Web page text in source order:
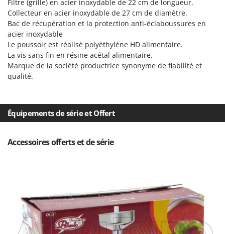
S
Scies à os
Scies à Ruban
Scies alternatives à batterie
Scies de jardin télescopiques
Sécateurs électriques à batterie
Sécateurs pneumatiques
Semoirs et Épandeurs d'engrais
Souffleurs aspirateurs pour Feuilles
Taille-haies
Taille-haies à bras pour tracteur
Infaco
Intec
Intex
Italyco
ITM
J JOLLY ITALIA
Keter
KitchenAid
Komo
Filtre (grille) en acier inoxydable de 22 cm de longueur.
Collecteur en acier inoxydable de 27 cm de diamètre.
Bac de récupération et la protection anti-éclaboussures en
acier inoxydable
Le poussoir est réalisé polyèthylène HD alimentaire.
La vis sans fin en résine acétal alimentaire.
Marque de la société productrice synonyme de fiabilité et
qualité.
Équipements de série et Offert
Accessoires offerts et de série